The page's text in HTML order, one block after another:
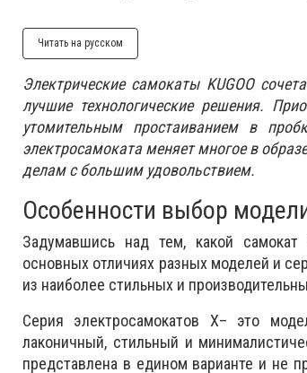
Читать на русском
Электрические самокаты KUGOO
лучшие технологические решения.
утомительным простаиванием в
электросамоката меняет многое в
делам с большим удовольствием.
Особенности выбор
Задумавшись над тем, какой самокат
основных отличиях разных моделей и
из наиболее стильных и
Серия электросамокатов X– это
лаконичный, стильный и
представлена в едином варианте и не